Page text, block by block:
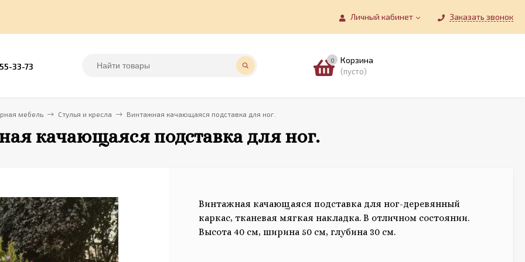
Личный кабинет Заказать звонок
33-73
0 Корзина
(пусто)
мебель Стулья и кресла Винтажная качающаяся подставка для ног.
качающаяся подставка для ног.
Винтажная качающаяся подставка для ног-деревянный
каркас, тканевая мягкая накладка. В отличном состоянии.
Высота 40 см, ширина 50 см, глубина 30 см.